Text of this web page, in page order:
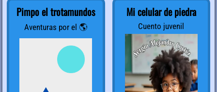
Pimpo el trotamundos
Aventuras por el 🌎
Mi celular de piedra
Cuento juvenil